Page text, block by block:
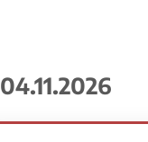
04.11.2026